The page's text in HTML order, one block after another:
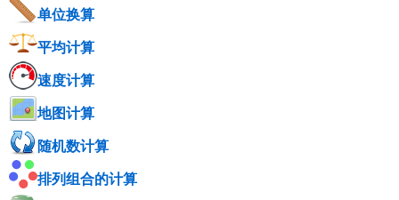
单位换算
平均计算
速度计算
地图计算
随机数计算
排列组合的计算